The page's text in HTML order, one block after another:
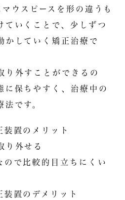
ウスピースを形の違うも
ていくことで、少しずつ
かしていく矯正治療で
り外すことができるの
に保ちやすく、治療中の
法です。
装置のメリット
り外せる
ので比較的目立ちにくい
装置のデメリット